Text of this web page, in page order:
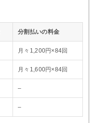
分割払いの料金
月々1,200円×84回
月々1,600円×84回
–
–